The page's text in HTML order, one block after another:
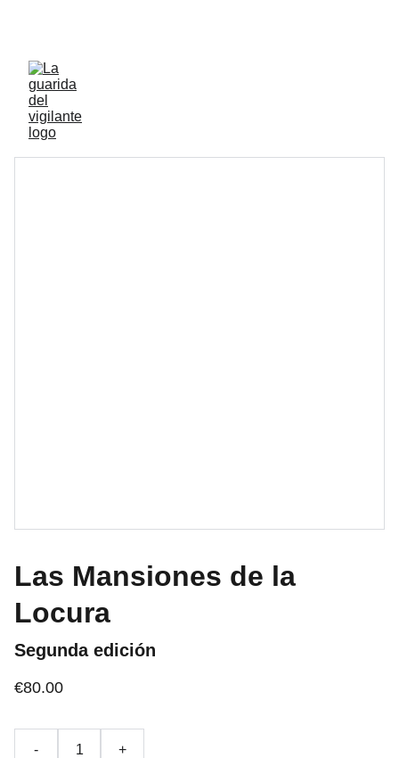
Las Mansiones de la
Locura
Segunda edición
€80.00
- +